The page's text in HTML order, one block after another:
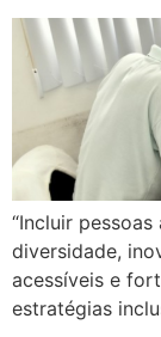
“Incluir
diversidade,
acessíveis e
estratégias